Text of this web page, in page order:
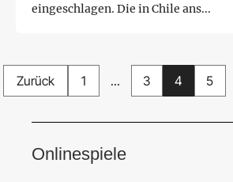
eingeschlagen. Die in Chile ans...
Zurück 1 ... 3 4 5
Onlinespiele